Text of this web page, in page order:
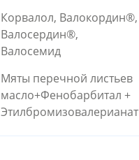
Корвалол, Валокордин®,
Валосердин®,
Валосемид
Мяты перечной листьев
масло+Фенобарбитал +
Этилбромизовалерианат